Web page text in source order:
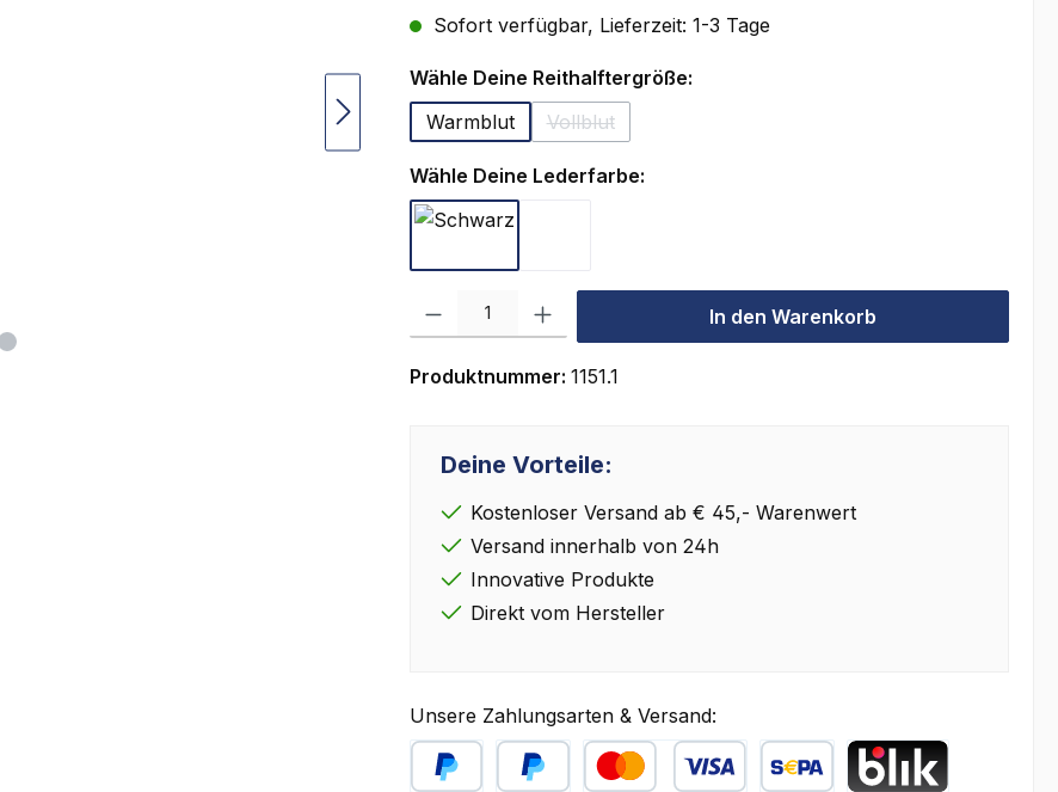
Sofort verfügbar, Lieferzeit: 1-3 Tage
Wähle Deine Reithalftergröße:auswählen
Warmblut
Vollblut
(Diese Option ist zurzeit nicht verfügbar.)
Wähle Deine Lederfarbe:auswählen
Produkt Anzahl: Gib den gewünschten Wert ein oder benutze die Schaltflächen
In den Warenkorb
Produktnummer: 1151.1
Deine Vorteile:
Kostenloser Versand ab € 45,- Warenwert
Versand innerhalb von 24h
Innovative Produkte
Direkt vom Hersteller
Unsere Zahlungsarten & Versand: